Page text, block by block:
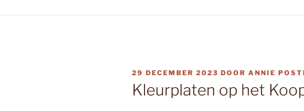
GEPLAATST
OP
29 DECEMBER 2023 DOOR ANNIE
Kleurplaten op het